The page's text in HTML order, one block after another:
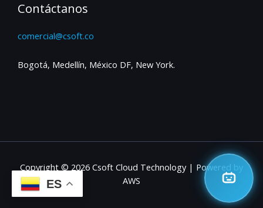
Contáctanos
comercial@csoft.co
Bogotá, Medellín, México DF, New York.
Copyright © 2026 Csoft Cloud Technology | Powered by
AWS
ES